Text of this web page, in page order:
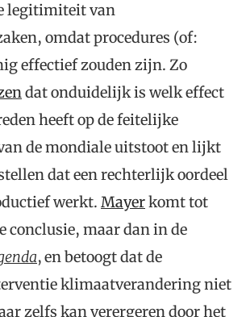
legitimiteit van
omdat procedures (of:
effectief zouden zijn. Zo
dat onduidelijk is welk effect
heeft op de feitelijke
de mondiale uitstoot en lijkt
dat een rechterlijk oordeel
werkt. Mayerkomt tot
conclusie, maar dan in de
,en betoogt dat de
klimaatverandering niet
zelfs kan verergeren door het